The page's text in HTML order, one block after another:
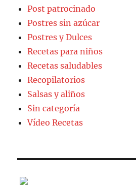
Post patrocinado
Postres sin azúcar
Postres y Dulces
Recetas para niños
Recetas saludables
Recopilatorios
Salsas y aliños
Sin categoría
Vídeo Recetas